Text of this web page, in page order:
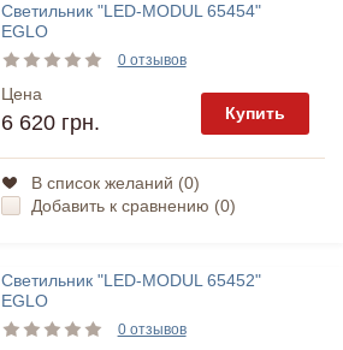
Светильник "LED-MODUL 65454"
EGLO
0 отзывов
Цена
6 620 грн. Купить
В список желаний (0)
Добавить к сравнению (0)
Светильник "LED-MODUL 65452"
EGLO
0 отзывов